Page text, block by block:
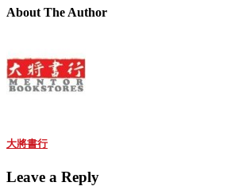
About The Author
大將書行
Leave a Reply